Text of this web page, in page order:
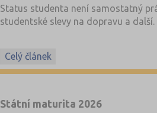
Status studenta není samostatný
studentské slevy na dopravu a další.
Celý článek
Státní maturita 2026